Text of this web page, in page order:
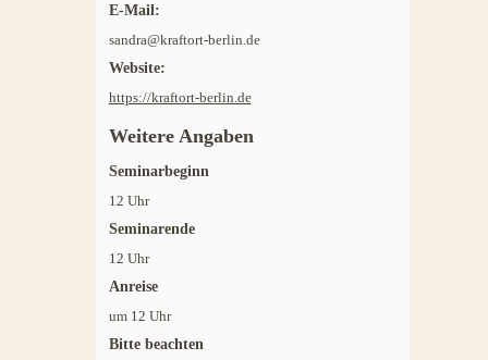
E-Mail:
sandra@kraftort-berlin.de
Website:
https://kraftort-berlin.de
Weitere Angaben
Seminarbeginn
12 Uhr
Seminarende
12 Uhr
Anreise
um 12 Uhr
Bitte beachten